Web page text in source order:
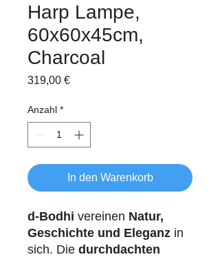
Harp Lampe,
60x60x45cm,
Charcoal
319,00 €Preis
Anzahl *
In den Warenkorb
d-Bodhi vereinen Natur,
Geschichte und Eleganz in
sich. Die durchdachten